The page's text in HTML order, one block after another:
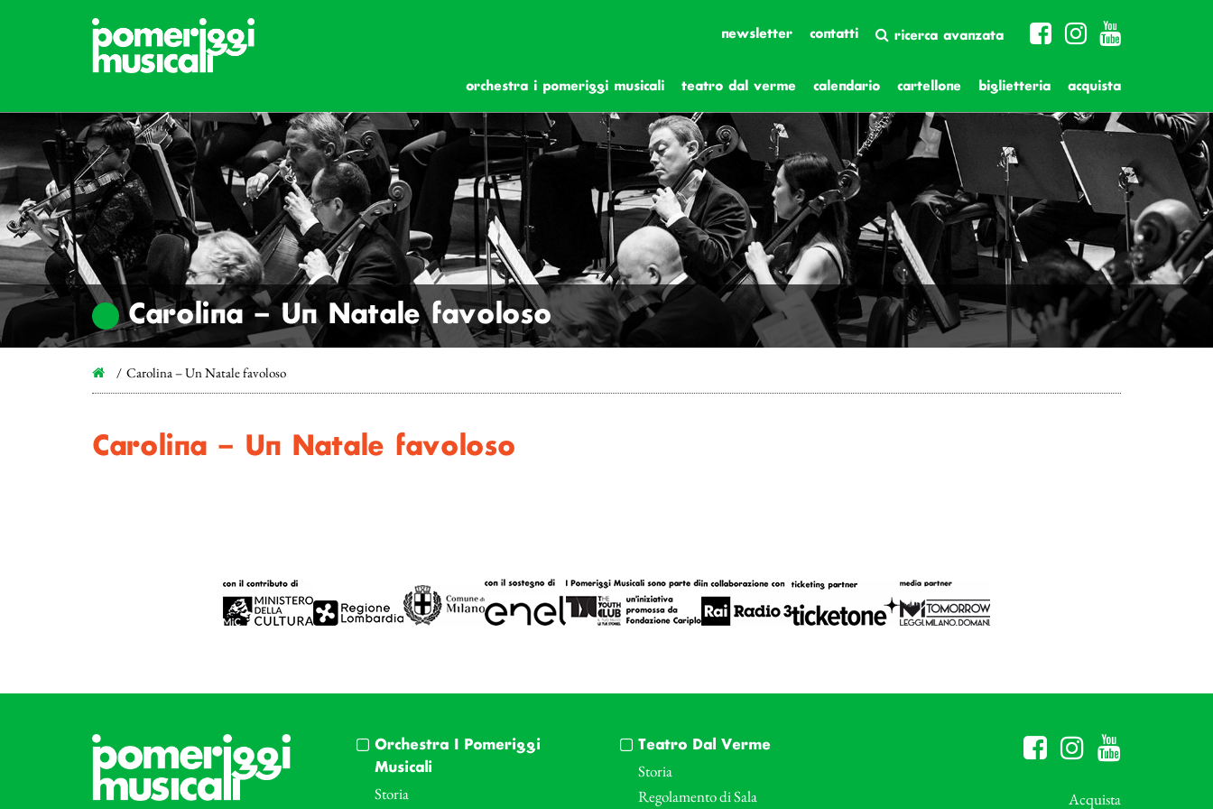
newsletter contatti ricerca avanzata
orchestra i pomeriggi musicali teatro dal verme calendario cartellone biglietteria acquista
Carolina – Un Natale favoloso
Carolina – Un Natale favoloso
Carolina – Un Natale favoloso
Orchestra I Pomeriggi
Musicali
Storia
Teatro Dal Verme
Storia
Regolamento di Sala
Acquista